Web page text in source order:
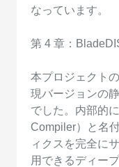
なっています。
第 4 章：
本プロジェクト
現バージョンの
でした。内部的
Compiler）と名
ィクスを完全に
用できるディー